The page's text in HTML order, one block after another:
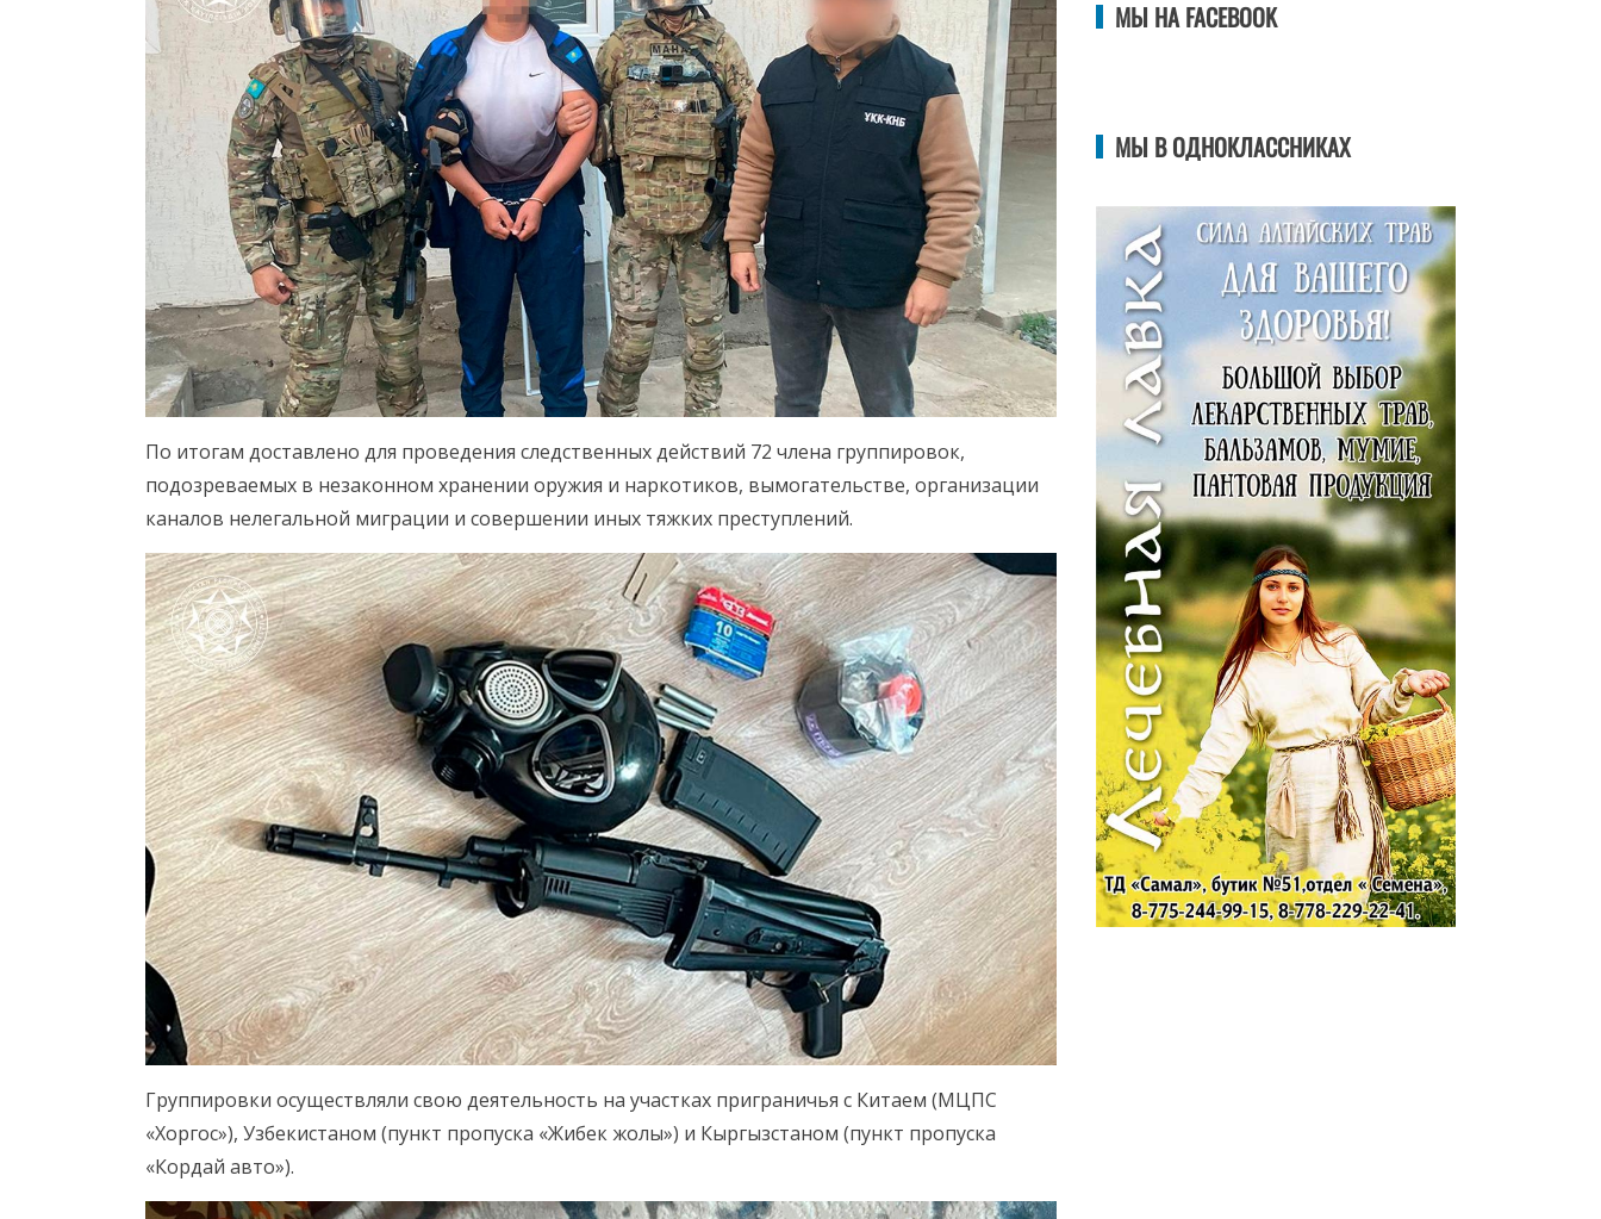
По итогам доставлено для проведения следственных действий 72 члена группировок,
подозреваемых в незаконном хранении оружия и наркотиков, вымогательстве, организации
каналов нелегальной миграции и совершении иных тяжких преступлений.
Группировки осуществляли свою деятельность на участках приграничья с Китаем (МЦПС
«Хоргос»), Узбекистаном (пункт пропуска «Жибек жолы») и Кыргызстаном (пункт пропуска
«Кордай авто»).
МЫ НА FACEBOOK
МЫ В ОДНОКЛАССНИКАХ